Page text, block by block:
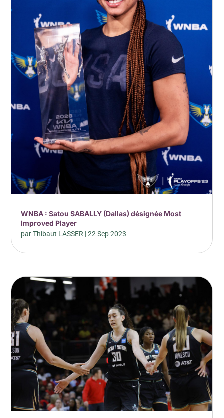
WNBA : Satou SABALLY (Dallas) désignée Most
Improved Player
parThibaut LASSER |22 Sep 2023